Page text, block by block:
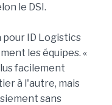
le DSI.
pour ID Logistics
les équipes. «
facilement
à l'autre, mais
sans